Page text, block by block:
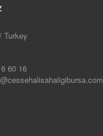
Turkey
60 16